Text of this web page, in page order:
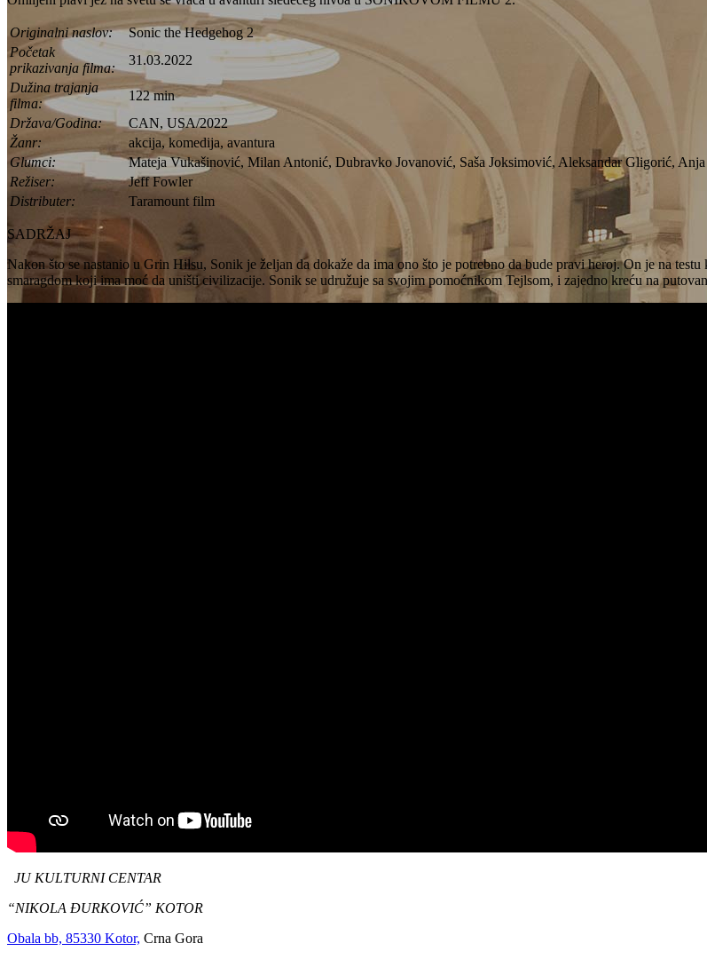
Originalni naslov:
Sonic the Hedgehog 2
Početak
prikazivanja filma:
31.03.2022
Dužina trajanja
filma:
122 min
Država/Godina:
CAN, USA/2022
Žanr:
akcija, komedija, avantura
Glumci:
Mateja Vukašinović, Milan Antonić, Dubravko Jovanović, Saša Joksimović, Aleksandar Gligorić,
Režiser:
Jeff Fowler
Distributer:
Taramount film
SADRŽAJ
Nakon što se nastanio u Grin Hilsu, Sonik je željan da dokaže da ima ono što je potrebno da bude pravi heroj. On je na
smaragdom koji ima moć da uništi civilizacije. Sonik se udružuje sa svojim pomoćnikom Tejlsom, i zajedno kreću na
JU KULTURNI CENTAR
“NIKOLA ĐURKOVIĆ” KOTOR
Obala bb, 85330 Kotor, Crna Gora